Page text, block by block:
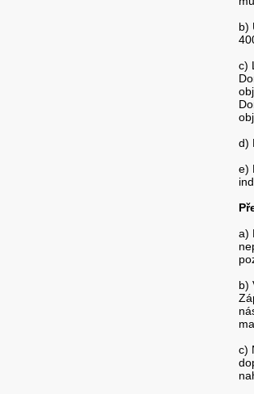
b)
c)
d)
e)
a)
b)
c)